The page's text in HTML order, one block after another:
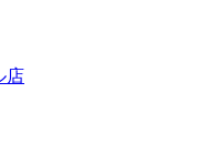
店